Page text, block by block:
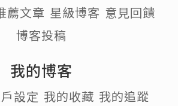
薦文章 星級博客 意見回饋
博客投稿
我的博客
設定 我的收藏 我的追蹤